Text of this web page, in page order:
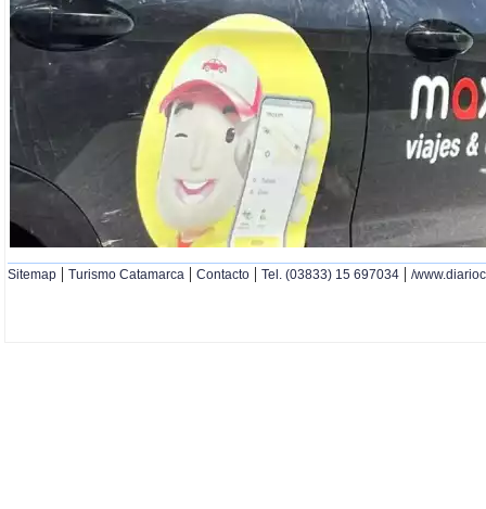
Sitemap | Turismo Catamarca | Contacto | Tel. (03833) 15 697034 | /